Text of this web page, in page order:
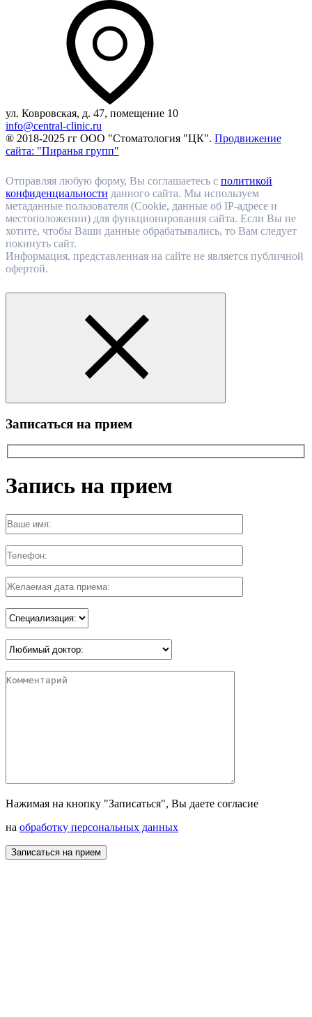
ул. Ковровская, д. 47, помещение 10
info@central-clinic.ru
® 2018-2025 гг ООО "Стоматология "ЦК". Продвижение
сайта: "Пиранья групп"
Отправляя любую форму, Вы соглашаетесь с политикой
конфиденциальности данного сайта. Мы используем
метаданные пользователя (Cookie, данные об IP-адресе и
местоположении) для функционирования сайта. Если Вы не
хотите, чтобы Ваши данные обрабатывались, то Вам следует
покинуть сайт.
Информация, представленная на сайте не является публичной
офертой.
Записаться на прием
Запись на прием
Нажимая на кнопку "Записаться", Вы даете согласие
на обработку персональных данных